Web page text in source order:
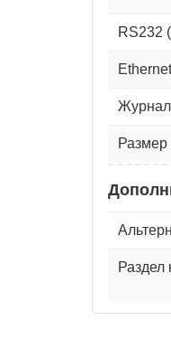
RS232
Размер
Раздел